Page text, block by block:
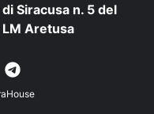
Siracusa n. 5 del
Aretusa